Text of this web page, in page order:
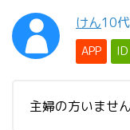
けん10代
APP ID
主婦の方いませ